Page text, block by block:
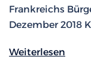
Frankreichs
Dezember 2018
Weiterlesen